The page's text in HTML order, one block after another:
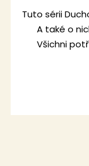
Tuto sérii
A také o
Všichni